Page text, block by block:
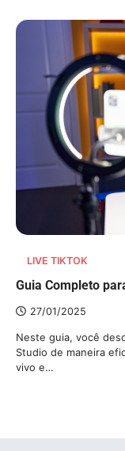
LIVE TIKTOK
Guia Completo
27/01/2025
Neste guia, você
Studio de maneira
vivo e…